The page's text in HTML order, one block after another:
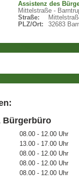
Assistenz des
Mittelstraße -
Straße:
PLZ/Ort:
32683
Bürgerbüro
08.00 - 12.00 Uhr
13.00 - 17.00 Uhr
08.00 - 12.00 Uhr
08.00 - 12.00 Uhr
08.00 - 12.00 Uhr